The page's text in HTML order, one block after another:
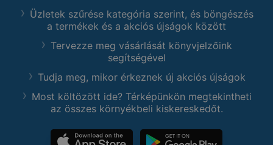
Üzletek szűrése kategória szerint, és böngészés
a termékek és a akciós újságok között
Tervezze meg vásárlását könyvjelzőink
segítségével
Tudja meg, mikor érkeznek új akciós újságok
Most költözött ide? Térképünkön megtekintheti
az összes környékbeli kiskereskedőt.